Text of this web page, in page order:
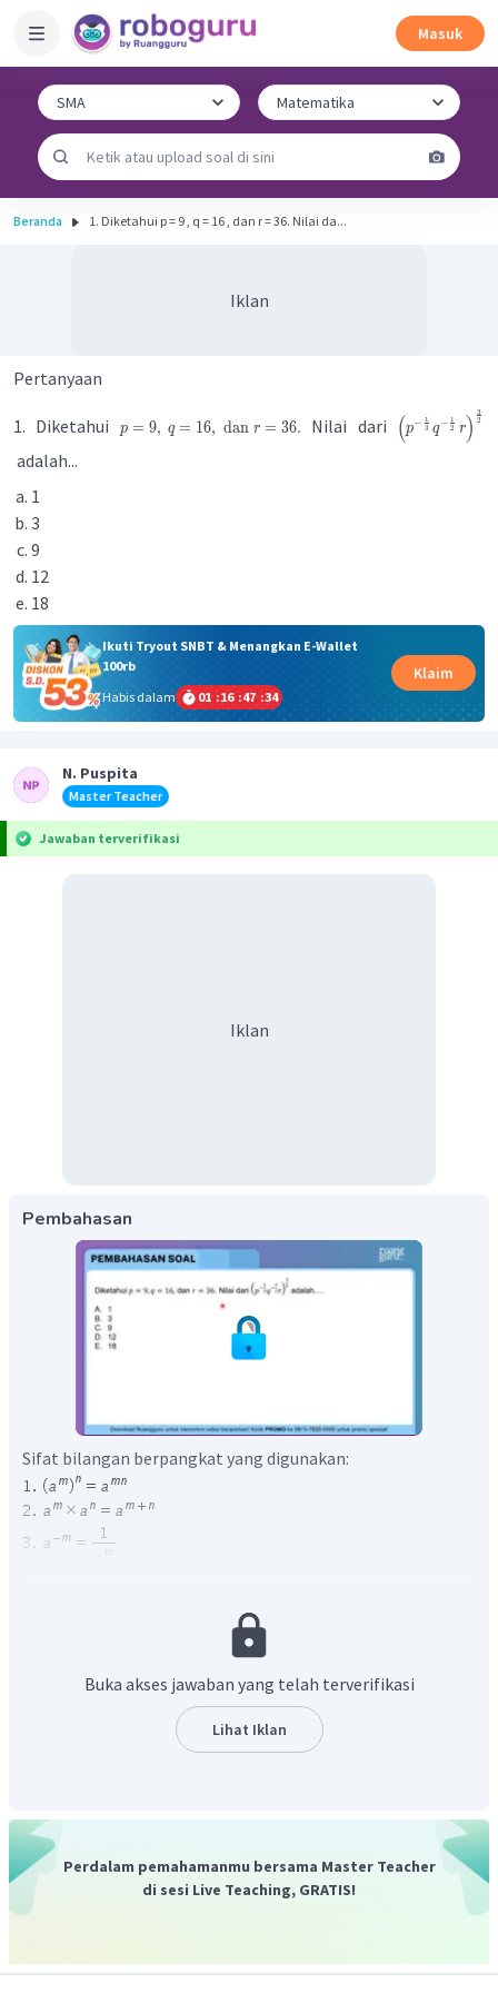
Masuk
Beranda 1. Diketahui p = 9 , q = 16 , dan r = 36. Nilai da...
Iklan
Pertanyaan
1. Diketahui p = 9, q = 16, dan r = 36. Nilai dari (p− 3
1
q− 2
1
r) 2
3
adalah...
1
3
9
12
18
Ikuti Tryout SNBT & Menangkan E-Wallet
100rb
Habis dalam
01 :16 :47 :33
Klaim
N. Puspita
Master Teacher
Jawaban terverifikasi
Iklan
Pembahasan
Sifat bilangan berpangkat yang digunakan:
Buka akses jawaban yang telah terverifikasi
Lihat Iklan
Perdalam pemahamanmu bersama Master Teacher
di sesi Live Teaching, GRATIS!